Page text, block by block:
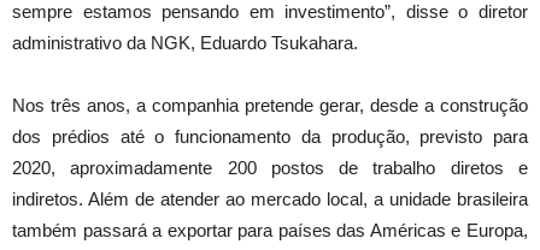
sempre estamos pensando em investimento”, disse o diretor
administrativo da NGK, Eduardo Tsukahara.
Nos três anos, a companhia pretende gerar, desde a construção
dos prédios até o funcionamento da produção, previsto para
2020, aproximadamente 200 postos de trabalho diretos e
indiretos. Além de atender ao mercado local, a unidade brasileira
também passará a exportar para países das Américas e Europa,